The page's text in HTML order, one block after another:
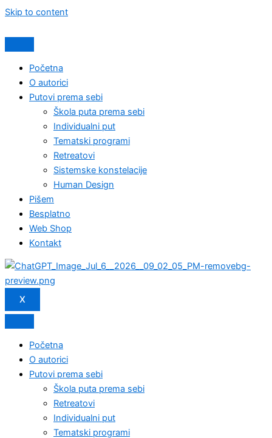
Skip to content
Početna
O autorici
Putovi prema sebi
Škola puta prema sebi
Individualni put
Tematski programi
Retreatovi
Sistemske konstelacije
Human Design
Pišem
Besplatno
Web Shop
Kontakt
X
Početna
O autorici
Putovi prema sebi
Škola puta prema sebi
Retreatovi
Individualni put
Tematski programi